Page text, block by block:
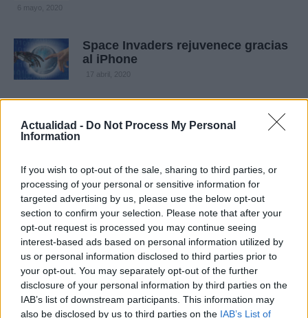
Actualidad - Do Not Process My Personal
Information
If you wish to opt-out of the sale, sharing to third parties, or
processing of your personal or sensitive information for
targeted advertising by us, please use the below opt-out
section to confirm your selection. Please note that after your
opt-out request is processed you may continue seeing
interest-based ads based on personal information utilized by
us or personal information disclosed to third parties prior to
your opt-out. You may separately opt-out of the further
disclosure of your personal information by third parties on the
IAB’s list of downstream participants. This information may
also be disclosed by us to third parties on the IAB’s List of
6 mayo, 2020
Space Invaders rejuvenece gracias
al iPhone
17 abril, 2020
Emulador de Commodore 64 para
iPhone aprobado para la AppStore,
EDGE de Mobigame vuelve a la App
Store
16 abril, 2020
Facebook y el futuro de Farmville:
¿Cómo serán los videojuegos
sociales de 2015?
14 abril, 2020